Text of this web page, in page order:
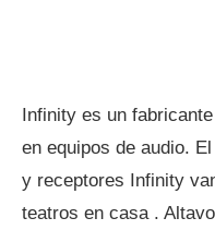
Infinity es un
en equipos de audio.
y receptores Infinity
teatros en casa .